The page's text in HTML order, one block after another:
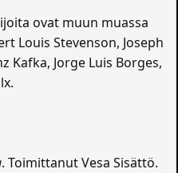
ovat muun muassa
Louis Stevenson, Joseph
Kafka, Jorge Luis Borges,
. Toimittanut Vesa Sisättö.